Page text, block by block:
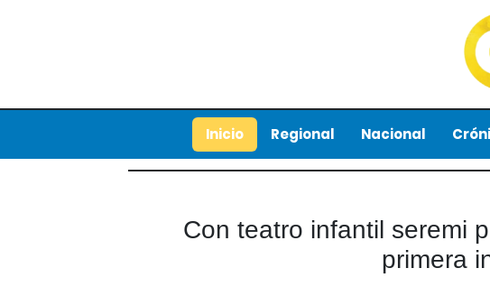
Inicio Regional Nacional
Con teatro infantil seremi
primera